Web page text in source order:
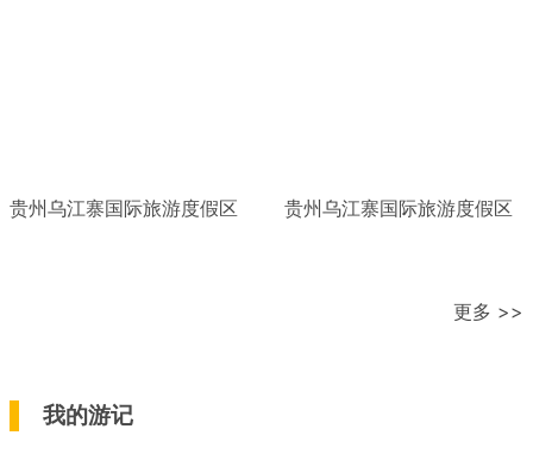
贵州乌江寨国际旅游度假区 贵州乌江寨国际旅游度假区
更多 >>
我的游记